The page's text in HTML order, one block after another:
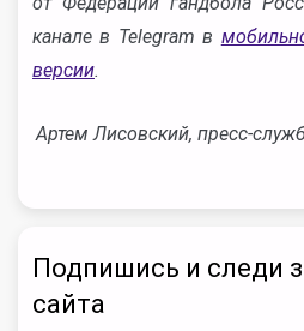
канале в Telegram в
версии.
Артем Лисовский, пресс-
Подпишись и следи
сайта